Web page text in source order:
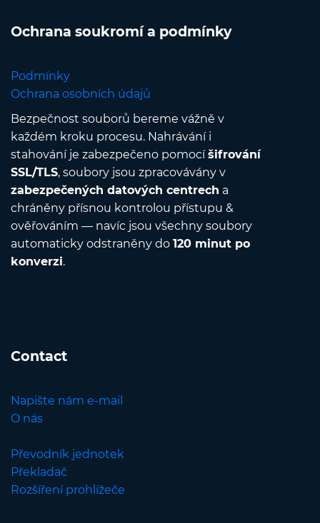
Ochrana soukromí a podmínky
Podmínky
Ochrana osobních údajů
Bezpečnost souborů bereme vážně v
každém kroku procesu. Nahrávání i
stahování je zabezpečeno pomocíšifrování
SSL/TLS, soubory jsou zpracovávány v
zabezpečených datových centrech a
chráněny přísnou kontrolou přístupu &
ověřováním — navíc jsou všechny soubory
automaticky odstraněny do 120 minut po
konverzi.
Contact
Napište nám e-mail
O nás
Převodník jednotek
Překladač
Rozšíření prohlížeče